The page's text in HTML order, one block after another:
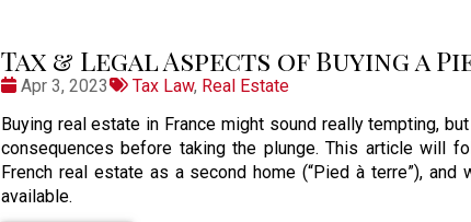
Tax & Legal Aspects of Buying a
Date
Apr 3, 2023 Tags:
Tax Law, Real Estate
Buying real estate in France might sound really tempting,
consequences before taking the plunge. This article will
French real estate as a second home (“Pied à terre”),
available.